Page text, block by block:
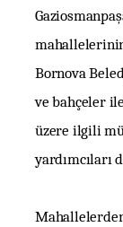
Bornova
ve bahçeler
üzere ilgili
yardımcıları